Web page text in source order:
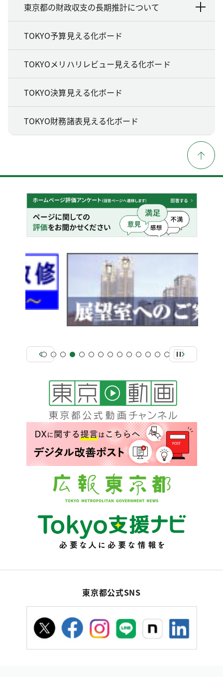
東京都の財政収支の長期推計について
TOKYO予算見える化ボード
TOKYOメリハリレビュー見える化ボード
TOKYO決算見える化ボード
TOKYO財務諸表見える化ボード
東京都公式SNS